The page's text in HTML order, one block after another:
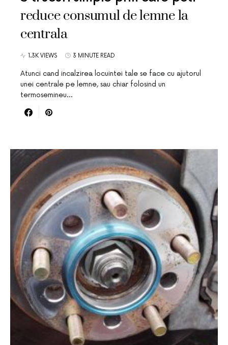
reduce consumul de lemne la
centrala
1.3K VIEWS 3 MINUTE READ
Atunci cand incalzirea locuintei tale se face cu ajutorul
unei centrale pe lemne, sau chiar folosind un
termosemineu…